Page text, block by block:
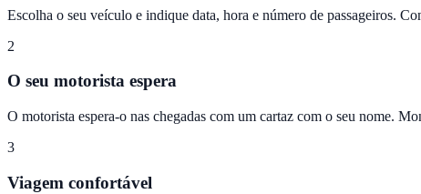
Escolha o seu veículo e indique data, hora e número de passageiros.
2
O seu motorista espera
O motorista espera-o nas chegadas com um cartaz com o seu nome.
3
Viagem confortável